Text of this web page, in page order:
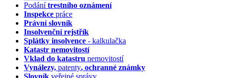
Podánítrestního oznámení
Inspekce práce
Právní slovník
Insolvenčnírejstřík
Splátky insolvence - kalkulačka
Katastr nemovitostí
Vklad do katastru nemovitostí
Vynálezy, patenty, ochranné známky
Slovník veřejné správy